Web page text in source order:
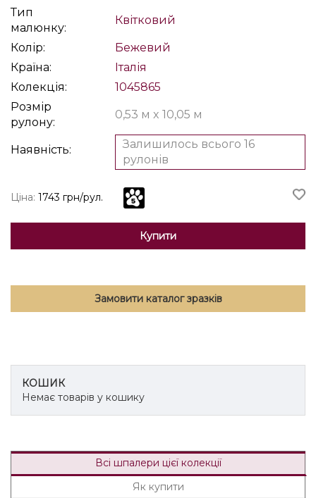
Тип
малюнку:
Квітковий
Колір:
Бежевий
Країна:
Італія
Колекція:
1045865
Розмір
рулону:
0,53 м x 10,05 м
Наявність:
Залишилось всього 16
рулонів
Ціна: 1743 грн/рул.
Купити
Замовити каталог зразків
КОШИК
Немає товарів у кошику
Всі шпалери цієї колекції
Як купити